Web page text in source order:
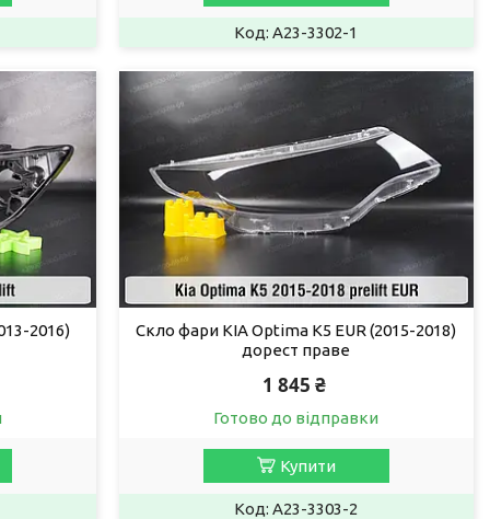
A23-3302-1
2016)
Скло фари KIA Optima K5 EUR (2015-2018)
дорест праве
1 845 ₴
Готово до відправки
Купити
A23-3303-2